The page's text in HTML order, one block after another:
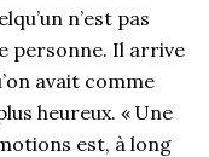
n’est pas
personne. Il arrive
avait comme
heureux. « Une
est, à long